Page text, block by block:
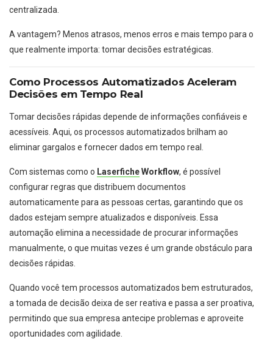
centralizada.
A vantagem? Menos atrasos, menos erros e mais tempo para o
que realmente importa: tomar decisões estratégicas.
Como Processos Automatizados Aceleram
Decisões em Tempo Real
Tomar decisões rápidas depende de informações confiáveis e
acessíveis. Aqui, os processos automatizados brilham ao
eliminar gargalos e fornecer dados em tempo real.
Com sistemas como o LaserficheWorkflow, é possível
configurar regras que distribuem documentos
automaticamente para as pessoas certas, garantindo que os
dados estejam sempre atualizados e disponíveis. Essa
automação elimina a necessidade de procurar informações
manualmente, o que muitas vezes é um grande obstáculo para
decisões rápidas.
Quando você tem processos automatizados bem estruturados,
a tomada de decisão deixa de ser reativa e passa a ser proativa,
permitindo que sua empresa antecipe problemas e aproveite
oportunidades com agilidade.